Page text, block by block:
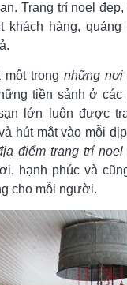
Trang trí noel
khách hàng,
một trong những nơi
tiền sảnh ở các
lớn luôn được
hút mắt vào mỗi
điểm trang trí
hạnh phúc và
cho mỗi người.